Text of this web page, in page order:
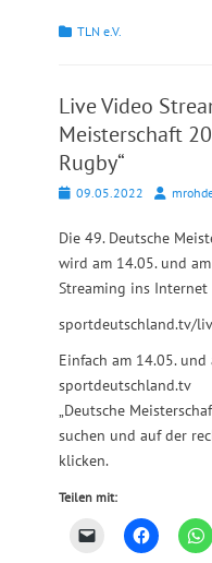
Kategorien
TLN e.V.
Live Video
Meisterschaft
Rugby“
Posted09.05.2022 Autor
Die 49. Deutsche
wird am 14.05. und
Streaming ins
sportdeutschland.tv/
Einfach am 14.05.
sportdeutschland.tv
„Deutsche
suchen und auf der
klicken.
Teilen mit: